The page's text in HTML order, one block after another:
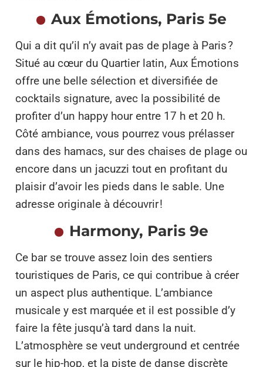
Aux Émotions, Paris 5e
Qui a dit qu’il n’y avait pas de plage à Paris ?
Situé au cœur du Quartier latin, Aux Émotions
offre une belle sélection et diversifiée de
cocktails signature, avec la possibilité de
profiter d’un happy hour entre 17 h et 20 h.
Côté ambiance, vous pourrez vous prélasser
dans des hamacs, sur des chaises de plage ou
encore dans un jacuzzi tout en profitant du
plaisir d’avoir les pieds dans le sable. Une
adresse originale à découvrir !
Harmony, Paris 9e
Ce bar se trouve assez loin des sentiers
touristiques de Paris, ce qui contribue à créer
un aspect plus authentique. L’ambiance
musicale y est marquée et il est possible d’y
faire la fête jusqu’à tard dans la nuit.
L’atmosphère se veut underground et centrée
sur le hip-hop, et la piste de danse discrète